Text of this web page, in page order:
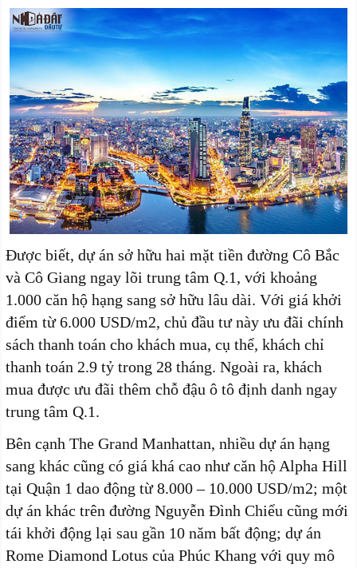
Được biết, dự án sở hữu hai mặt tiền đường Cô Bắc
và Cô Giang ngay lõi trung tâm Q.1, với khoảng
1.000 căn hộ hạng sang sở hữu lâu dài. Với giá khởi
điểm từ 6.000 USD/m2, chủ đầu tư này ưu đãi chính
sách thanh toán cho khách mua, cụ thể, khách chỉ
thanh toán 2.9 tỷ trong 28 tháng. Ngoài ra, khách
mua được ưu đãi thêm chỗ đậu ô tô định danh ngay
trung tâm Q.1.
Bên cạnh The Grand Manhattan, nhiều dự án hạng
sang khác cũng có giá khá cao như căn hộ Alpha Hill
tại Quận 1 dao động từ 8.000 – 10.000 USD/m2; một
dự án khác trên đường Nguyễn Đình Chiểu cũng mới
tái khởi động lại sau gần 10 năm bất động; dự án
Rome Diamond Lotus của Phúc Khang với quy mô